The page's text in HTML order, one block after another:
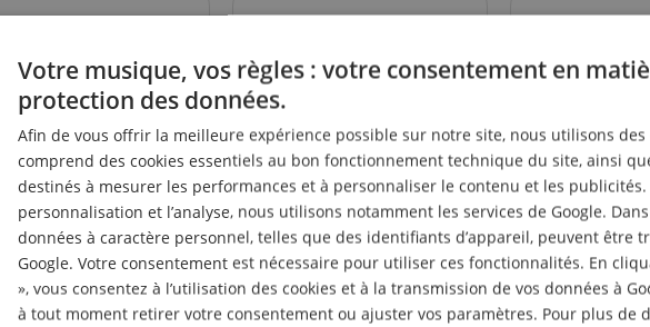
Votre musique, vos règles : votre consentement en
protection des données.
Afin de vous offrir la meilleure expérience possible sur notre site, nous utilisons des
comprend des cookies essentiels au bon fonctionnement technique du site, ainsi
destinés à mesurer les performances et à personnaliser le contenu et les publicités.
personnalisation et l’analyse, nous utilisons notamment les services de Google.
données à caractère personnel, telles que des identifiants d’appareil, peuvent être
Google. Votre consentement est nécessaire pour utiliser ces fonctionnalités. En
», vous consentez à l’utilisation des cookies et à la transmission de vos données à
à tout moment retirer votre consentement ou ajuster vos paramètres. Pour plus de